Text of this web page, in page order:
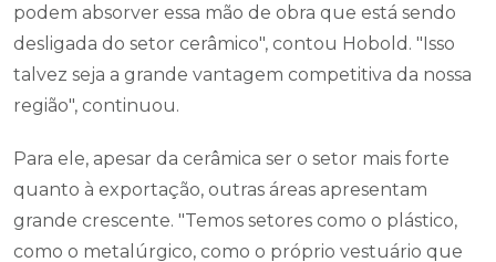
podem absorver essa mão de obra que está sendo
desligada do setor cerâmico", contou Hobold. "Isso
talvez seja a grande vantagem competitiva da nossa
região", continuou.
Para ele, apesar da cerâmica ser o setor mais forte
quanto à exportação, outras áreas apresentam
grande crescente. "Temos setores como o plástico,
como o metalúrgico, como o próprio vestuário que